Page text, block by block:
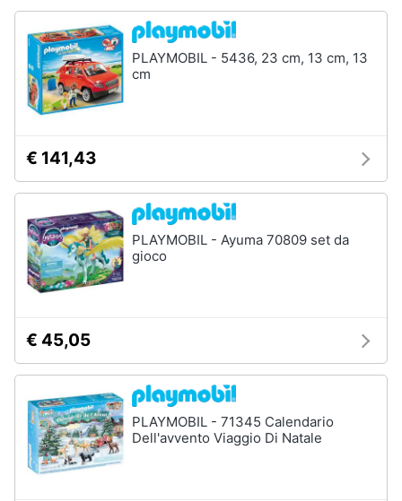
Animali
Motori
cd
dvd
Festività
e
ricorrenze
Servizi
Assistenza
clienti
Chiodini
Vedi
tutti
da
e
spiaggia
Kayak
Palloncini
Pallone
Vedi
tutti
PLAYMOBIL - 5436, 23 cm, 13 cm, 13
cm
€ 141,43
PLAYMOBIL - Ayuma 70809 set da
gioco
€ 45,05
PLAYMOBIL - 71345 Calendario
Dell'avvento Viaggio Di Natale